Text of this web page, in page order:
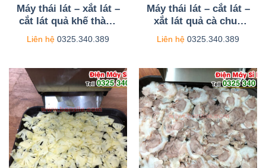
Máy thái lát – xắt lát –
cắt lát quả khế thành
từng lát mỏng, độ
mỏng điều chỉnh theo
Liên hệ 0325.340.389
Máy thái lát – cắt lát –
xắt lát quả cà chua
thành lát mỏng, độ
mỏng tùy chỉnh từ 0-
Liên hệ 0325.340.389